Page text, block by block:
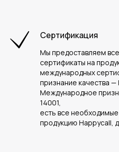
Сертификация
Мы предоставляем
сертификаты на
международных
признание качества —
Международное
14001,
есть все
продукцию Happycall,